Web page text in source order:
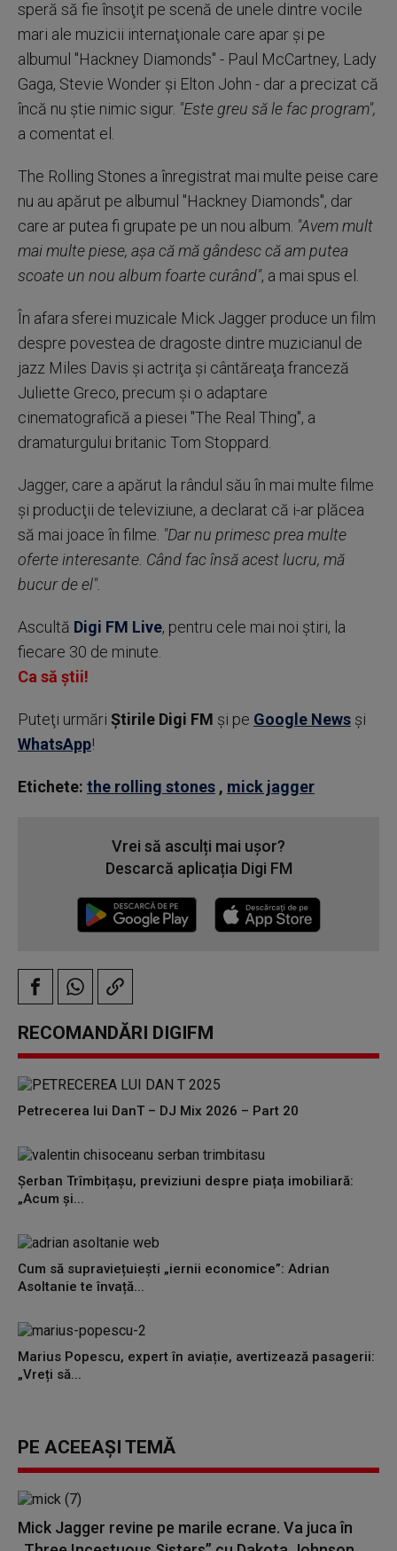
speră să fie însoţit pe scenă de unele dintre vocile
mari ale muzicii internaţionale care apar şi pe
albumul "Hackney Diamonds" - Paul McCartney, Lady
Gaga, Stevie Wonder şi Elton John - dar a precizat că
încă nu ştie nimic sigur. "Este greu să le fac program",
a comentat el.
The Rolling Stones a înregistrat mai multe peise care
nu au apărut pe albumul "Hackney Diamonds", dar
care ar putea fi grupate pe un nou album. "Avem mult
mai multe piese, aşa că mă gândesc că am putea
scoate un nou album foarte curând", a mai spus el.
În afara sferei muzicale Mick Jagger produce un film
despre povestea de dragoste dintre muzicianul de
jazz Miles Davis şi actriţa şi cântăreaţa franceză
Juliette Greco, precum şi o adaptare
cinematografică a piesei "The Real Thing", a
dramaturgului britanic Tom Stoppard.
Jagger, care a apărut la rândul său în mai multe filme
şi producţii de televiziune, a declarat că i-ar plăcea
să mai joace în filme. "Dar nu primesc prea multe
oferte interesante. Când fac însă acest lucru, mă
bucur de el".
Ascultă Digi FM Live, pentru cele mai noi știri, la
fiecare 30 de minute.
Ca să știi!
Puteţi urmări Știrile Digi FM şi pe Google News şi
WhatsApp!
Etichete: the rolling stones , mick jagger
Vrei să asculți mai ușor?
Descarcă aplicația Digi FM
RECOMANDĂRI DIGIFM
Petrecerea lui DanT – DJ Mix 2026 – Part 20
Șerban Trîmbițașu, previziuni despre piața imobiliară:
„Acum și...
Cum să supraviețuiești „iernii economice”: Adrian
Asoltanie te învață...
Marius Popescu, expert în aviație, avertizează pasagerii:
„Vreți să...
PE ACEEAȘI TEMĂ
Mick Jagger revine pe marile ecrane. Va juca în